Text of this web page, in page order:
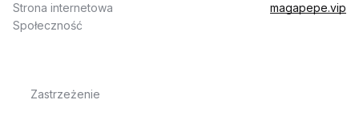
Strona internetowa
magapepe.vip
Społeczność
Zastrzeżenie